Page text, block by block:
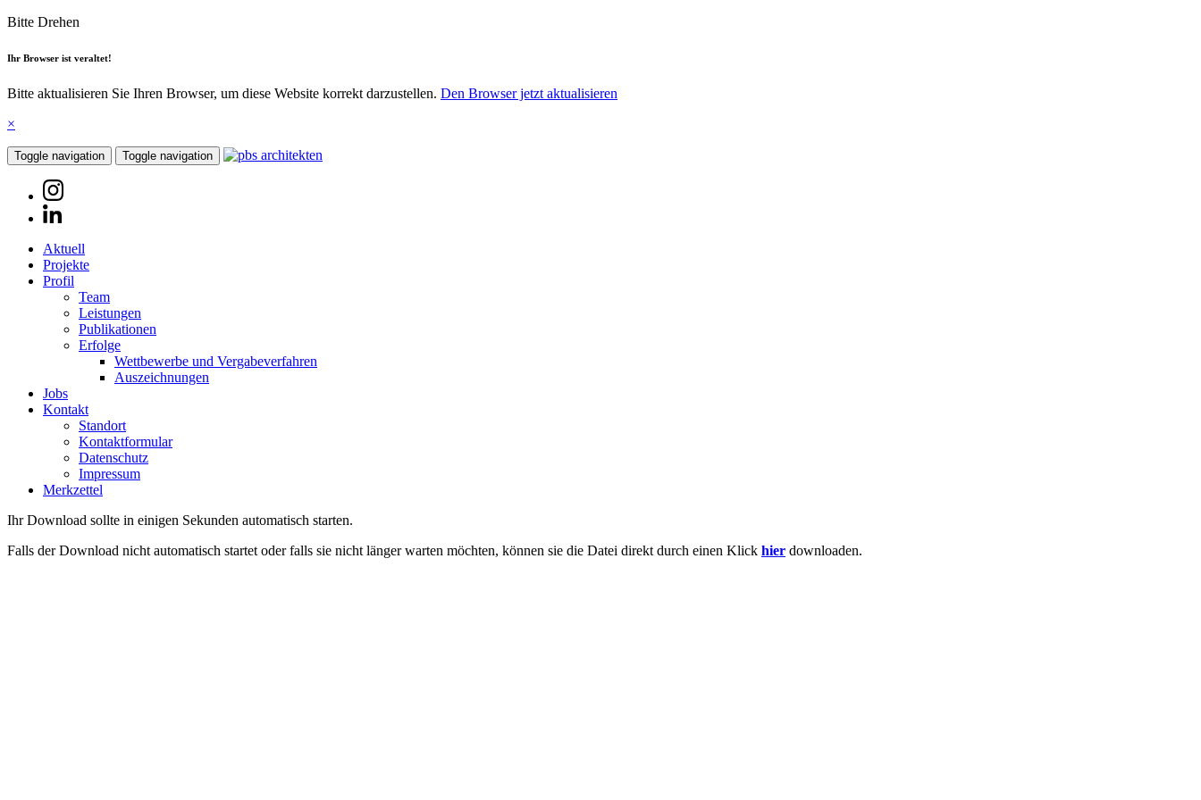
Bitte Drehen
Ihr Browser ist veraltet!
Bitte aktualisieren Sie Ihren Browser, um diese Website korrekt darzustellen. Den Browser jetzt aktualisieren
×
Toggle navigation Toggle navigation
Aktuell
Projekte
Profil
Team
Leistungen
Publikationen
Erfolge
Wettbewerbe und Vergabeverfahren
Auszeichnungen
Jobs
Kontakt
Standort
Kontaktformular
Datenschutz
Impressum
Merkzettel
Ihr Download sollte in einigen Sekunden automatisch starten.
Falls der Download nicht automatisch startet oder falls sie nicht länger warten möchten, können sie die Datei direkt durch einen Klick hier downloaden.